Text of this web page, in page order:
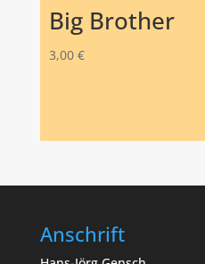
Big Brother
3,00 €
Anschrift